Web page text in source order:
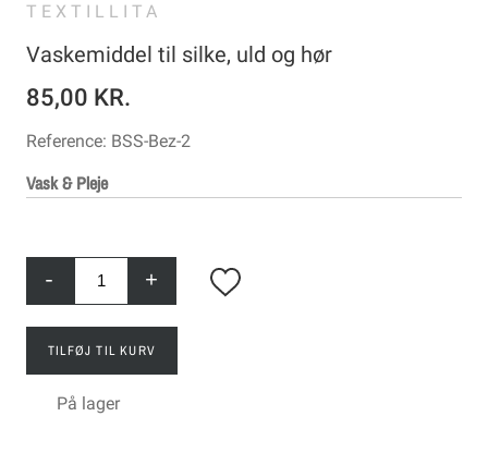
TEXTILLITA
Vaskemiddel til silke, uld og hør
85,00 KR.
Reference: BSS-Bez-2
Vask & Pleje
- +
TILFØJ TIL KURV
På lager